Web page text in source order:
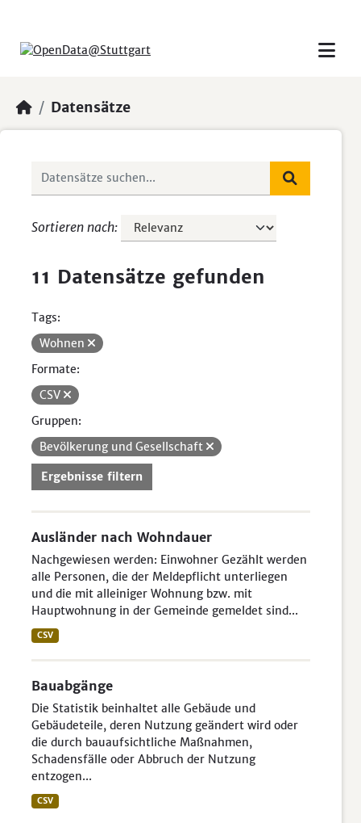
Datensätze
Sortieren nach
11 Datensätze gefunden
Tags:
Wohnen
Formate:
CSV
Gruppen:
Bevölkerung und Gesellschaft
Ergebnisse filtern
Ausländer nach Wohndauer
Nachgewiesen werden: Einwohner Gezählt werden
alle Personen, die der Meldepflicht unterliegen
und die mit alleiniger Wohnung bzw. mit
Hauptwohnung in der Gemeinde gemeldet sind...
CSV
Bauabgänge
Die Statistik beinhaltet alle Gebäude und
Gebäudeteile, deren Nutzung geändert wird oder
die durch bauaufsichtliche Maßnahmen,
Schadensfälle oder Abbruch der Nutzung
entzogen...
CSV